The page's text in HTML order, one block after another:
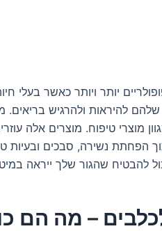
יותר ויותר כאשר בעלי
להיראות ולהרגיש
מוצרי טיפוח. מוצרים אלה
הפחתת נשירה, סבכים ובעיות
להבטיח שהגור שלך ייראה
– מה הם